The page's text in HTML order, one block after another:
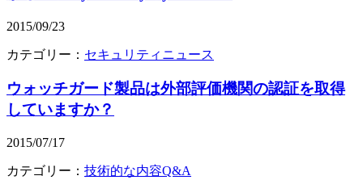
2015/09/23
カテゴリー： セキュリティニュース
ウォッチガード製品は外部評価機関の認証を取得
していますか？
2015/07/17
カテゴリー： 技術的な内容Q&A